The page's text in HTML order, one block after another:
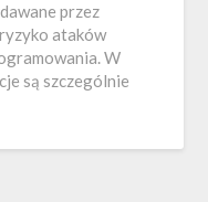
przez
ataków
W
są szczególnie